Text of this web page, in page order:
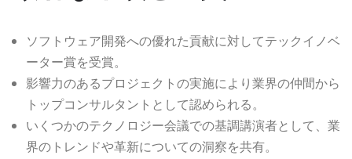
ソフトウェア開発への優れた貢献に対してテックイノベ
ーター賞を受賞。
影響力のあるプロジェクトの実施により業界の仲間から
トップコンサルタントとして認められる。
いくつかのテクノロジー会議での基調講演者として、業
界のトレンドや革新についての洞察を共有。